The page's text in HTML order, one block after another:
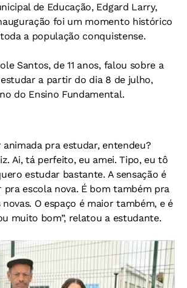
de Educação, Edgard Larry,
foi um momento histórico
a população conquistense.
Santos, de 11 anos, falou sobre a
a partir do dia 8 de julho,
do Ensino Fundamental.
animada pra estudar, entendeu?
Ai, tá perfeito, eu amei. Tipo, eu tô
estudar bastante. A sensação é
escola nova. É bom também pra
O espaço é maior também, e é
muito bom”, relatou a estudante.